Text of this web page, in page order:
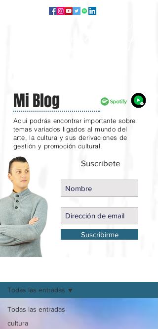
Mi Blog
Aquí podrás encontrar importante sobre
temas variados ligados al mundo del
arte, la cultura y sus derivaciones de
gestión y promoción cultural.
Suscribete
Suscribirme
Todas las entradas
cultura
Todas las entradas